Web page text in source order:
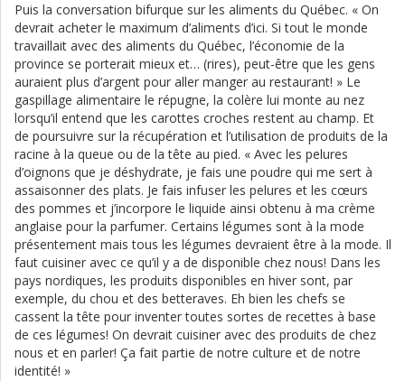
Puis la conversation bifurque sur les aliments du Québec. « On
devrait acheter le maximum d’aliments d’ici. Si tout le monde
travaillait avec des aliments du Québec, l’économie de la
province se porterait mieux et… (rires), peut-être que les gens
auraient plus d’argent pour aller manger au restaurant! » Le
gaspillage alimentaire le répugne, la colère lui monte au nez
lorsqu’il entend que les carottes croches restent au champ. Et
de poursuivre sur la récupération et l’utilisation de produits de la
racine à la queue ou de la tête au pied. « Avec les pelures
d’oignons que je déshydrate, je fais une poudre qui me sert à
assaisonner des plats. Je fais infuser les pelures et les cœurs
des pommes et j’incorpore le liquide ainsi obtenu à ma crème
anglaise pour la parfumer. Certains légumes sont à la mode
présentement mais tous les légumes devraient être à la mode. Il
faut cuisiner avec ce qu’il y a de disponible chez nous! Dans les
pays nordiques, les produits disponibles en hiver sont, par
exemple, du chou et des betteraves. Eh bien les chefs se
cassent la tête pour inventer toutes sortes de recettes à base
de ces légumes! On devrait cuisiner avec des produits de chez
nous et en parler! Ça fait partie de notre culture et de notre
identité! »